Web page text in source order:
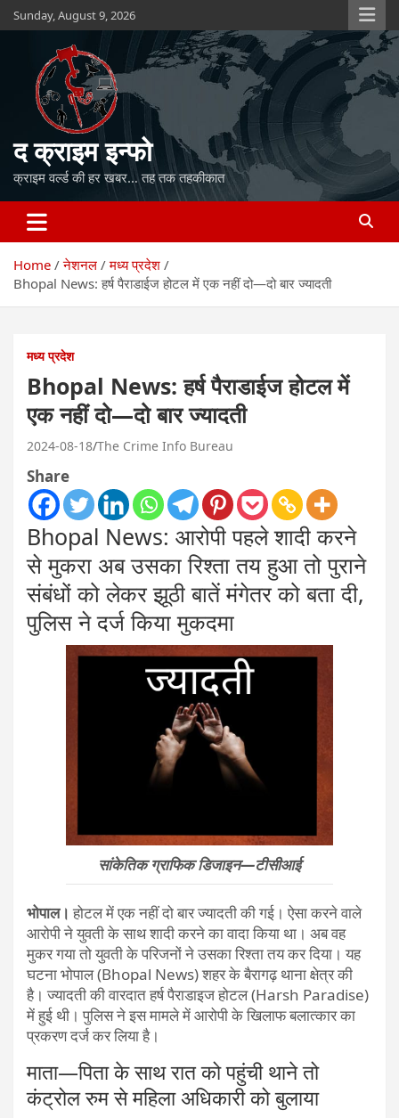
Skip
to
Sunday, August 9, 2026
द क्राइम इन्फो
क्राइम वर्ल्ड की हर खबर… तह तक तहकीकात
Home नेशनल
मध्य प्रदेश
Bhopal News: हर्ष पैराडाईज होटल में एक नहीं दो—दो बार ज्यादती
मध्य प्रदेश
Bhopal News: हर्ष पैराडाईज होटल में
एक नहीं दो—दो बार ज्यादती
2024-08-18 The Crime Info Bureau
Share
Bhopal News: आरोपी पहले शादी करने
से मुकरा अब उसका रिश्ता तय हुआ तो पुराने
संबंधों को लेकर झूठी बातें मंगेतर को बता दी,
पुलिस ने दर्ज किया मुकदमा
सांकेतिक ग्राफिक डिजाइन—टीसीआई
भोपाल। होटल में एक नहीं दो बार ज्यादती की गई। ऐसा करने वाले
आरोपी ने युवती के साथ शादी करने का वादा किया था। अब वह
मुकर गया तो युवती के परिजनों ने उसका रिश्ता तय कर दिया। यह
घटना भोपाल (Bhopal News) शहर के बैरागढ़ थाना क्षेत्र की
है। ज्यादती की वारदात हर्ष पैराडाइज होटल (Harsh Paradise)
में हुई थी। पुलिस ने इस मामले में आरोपी के खिलाफ बलात्कार का
प्रकरण दर्ज कर लिया है।
माता—पिता के साथ रात को पहुंची थाने तो
कंट्रोल रुम से महिला अधिकारी को बुलाया